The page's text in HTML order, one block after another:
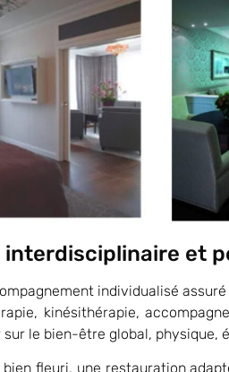
et
individualisé
kinésithérapie,
le bien-être global, physique,
fleuri, une restauration